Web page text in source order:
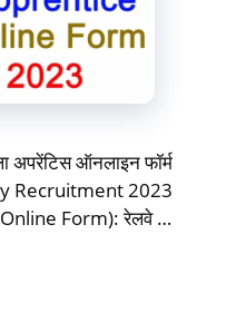
अपरेंटिस ऑनलाइन फॉर्म
Recruitment 2023
Form): रेलवे …